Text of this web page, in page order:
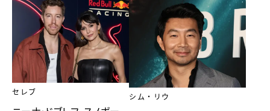
セレブ シム・リウ